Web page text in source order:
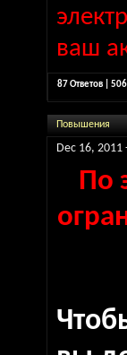
ваш
87 Ответов |
Повышения
Dec 16, 2011
По